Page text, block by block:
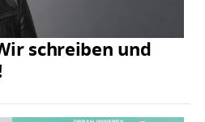
schreiben und